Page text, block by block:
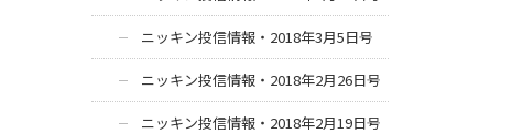
ニッキン投信情報・2018年3月5日号
ニッキン投信情報・2018年2月26日号
ニッキン投信情報・2018年2月19日号